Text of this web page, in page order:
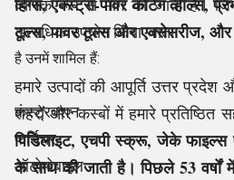
टूल्स, पावर टूल्स और एक्सेसरीज,
हमारे उत्पादों की आपूर्ति उत्तर
शहरों और कस्बों में हमारे प्रतिष्ठित
पिडिलाइट, एचपी स्क्रू, जेके
के साथ की जाती है। पिछले 53 वर्षों
व्यापक रूप से मांग की जाती है।
अत्यधिक उपयोग किया जाता
है उनमें शामिल हैं:
कंस्ट्रक्शन
फर्निचर
ऑटोमोबाइल